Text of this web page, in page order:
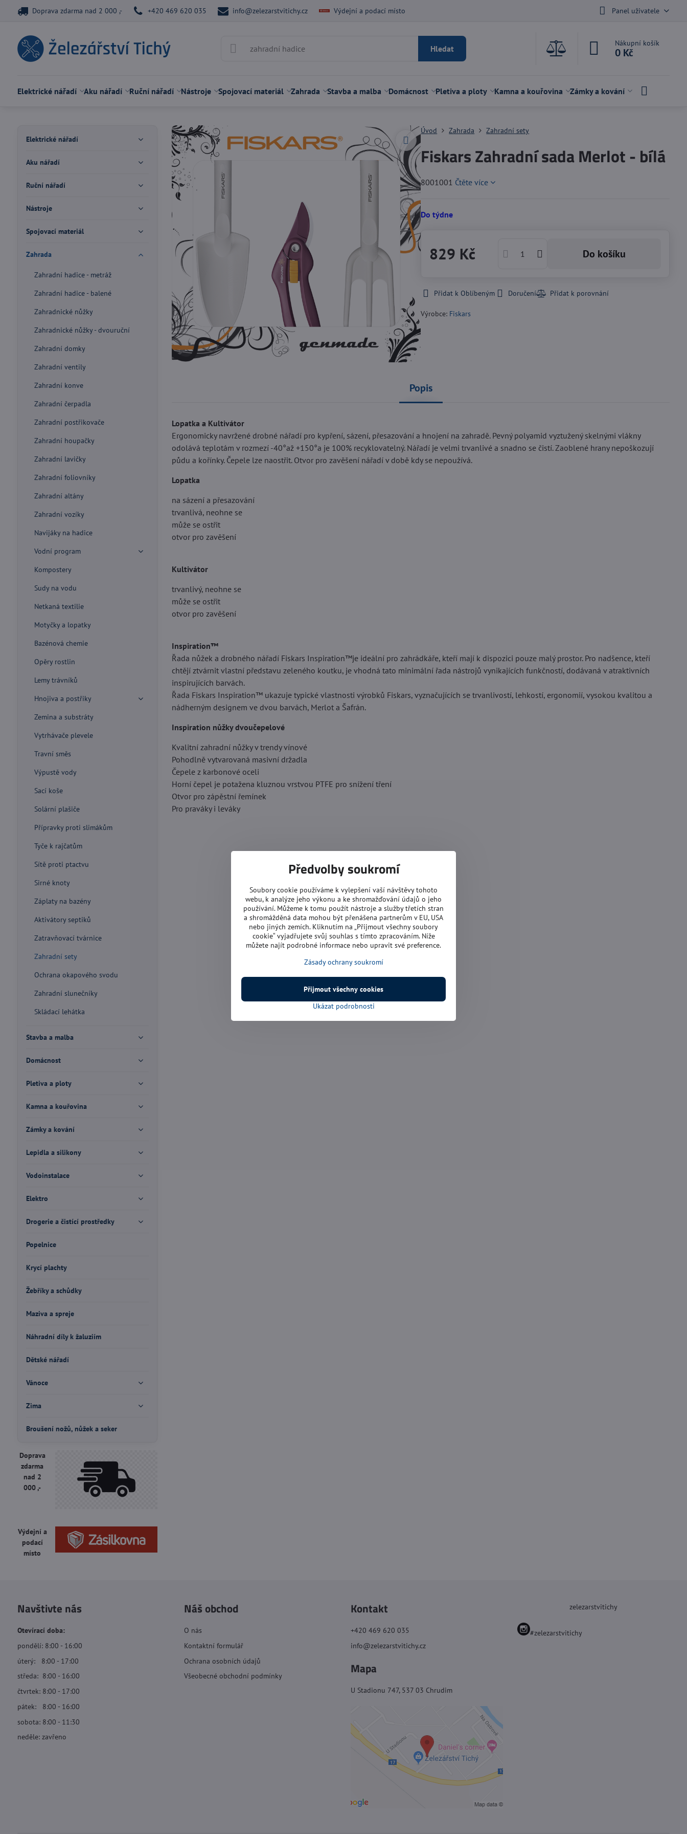
Doprava zdarma nad 2 000 ,- +420 469 620 035 info@zelezarstvitichy.cz Výdejní a podací místo Panel uživatele
Hledat
Nákupní košík
0 Kč
Elektrické nářadí Aku nářadí Ruční nářadí Nástroje Spojovací materiál Zahrada Stavba a malba Domácnost Pletiva a ploty Kamna a kouřovina Zámky a kování
Úvod Zahrada Zahradní sety
Fiskars Zahradní sada Merlot - bílá
8001001 Čtěte více
Do týdne
829 Kč Do košíku
Přidat k Oblíbeným Doručení
Výrobce: Fiskars
Popis
Lopatka a Kultivátor
Ergonomicky navržené drobné nářadí pro kypření, sázení, přesazování a hnojení na zahradě. Pevný polyamid vyztužený skelnými vlákny
odolává teplotám v rozmezí -40°až +150°a je 100% recyklovatelný. Nářadí je velmi trvanlivé a snadno se čistí. Zaoblené hrany nepoškozují
půdu a kořínky. Čepele lze naostřit. Otvor pro zavěšení nářadí v době kdy se nepoužívá.
Lopatka
na sázení a přesazování
trvanlivá, neohne se
může se ostřit
otvor pro zavěšení
Kultivátor
trvanlivý, neohne se
může se ostřit
otvor pro zavěšení
Inspiration™
Řada nůžek a drobného nářadí Fiskars Inspiration™je ideální pro zahrádkáře, kteří mají k dispozici pouze malý prostor. Pro nadšence, kteří
chtějí ztvárnit vlastní představu zeleného koutku, je vhodná tato minimální řada nástrojů vynikajících funkčností, dodávaná v atraktivních
inspirujících barvách.
Řada Fiskars Inspiration™ ukazuje typické vlastnosti výrobků Fiskars, vyznačujících se trvanlivostí, lehkostí, ergonomií, vysokou kvalitou a
nádherným designem ve dvou barvách, Merlot a Šafrán.
Inspiration nůžky dvoučepelové
Kvalitní zahradní nůžky v trendy vínové
Pohodlně vytvarovaná masivní držadla
Čepele z karbonové oceli
Horní čepel je potažena kluznou vrstvou PTFE pro snížení tření
Otvor pro zápěstní řemínek
Pro praváky i leváky
Elektrické nářadí
Aku nářadí
Ruční nářadí
Nástroje
Spojovací materiál
Zahrada
Zahradní hadice - metráž
Zahradní hadice - balené
Zahradnické nůžky
Zahradnické nůžky - dvouruční
Zahradní domky
Zahradní ventily
Zahradní konve
Zahradní čerpadla
Zahradní postřikovače
Zahradní houpačky
Zahradní lavičky
Zahradní foliovníky
Zahradní altány
Zahradní vozíky
Navijáky na hadice
Vodní program
Kompostery
Sudy na vodu
Netkaná textilie
Motyčky a lopatky
Bazénová chemie
Opěry rostlin
Lemy trávníků
Hnojiva a postřiky
Zemina a substráty
Vytrhávače plevele
Travní směs
Výpustě vody
Sací koše
Solární plašiče
Přípravky proti slimákům
Tyče k rajčatům
Sítě proti ptactvu
Sirné knoty
Záplaty na bazény
Aktivátory septiků
Zatravňovací tvárnice
Zahradní sety
Ochrana okapového svodu
Zahradní slunečníky
Skládací lehátka
Stavba a malba
Domácnost
Pletiva a ploty
Kamna a kouřovina
Zámky a kování
Lepidla a silikony
Vodoinstalace
Elektro
Drogerie a čistící prostředky
Popelnice
Krycí plachty
Žebříky a schůdky
Maziva a spreje
Náhradní díly k žaluziím
Dětské nářadí
Vánoce
Zima
Broušení nožů, nůžek a seker
Doprava
zdarma
nad 2
000 ,-
Výdejní a
podací
místo
Navštivte nás
Otevírací doba:
pondělí: 8:00 - 16:00
úterý: 8:00 - 17:00
středa: 8:00 - 16:00
čtvrtek: 8:00 - 17:00
pátek: 8:00 - 16:00
sobota: 8:00 - 11:30
neděle: zavřeno
Náš obchod
O nás
Kontaktní formulář
Ochrana osobních údajů
Všeobecné obchodní podmínky
Kontakt
+420 469 620 035
info@zelezarstvitichy.cz
Mapa
U Stadionu 747, 537 03 Chrudim
zelezarstvitichy
#zelezarstvitichy
Předvolby soukromí
Soubory cookie používáme k vylepšení vaší návštěvy tohoto
webu, k analýze jeho výkonu a ke shromažďování údajů o jeho
používání. Můžeme k tomu použít nástroje a služby třetích stran
a shromážděná data mohou být přenášena partnerům v EU, USA
nebo jiných zemích. Kliknutím na „Přijmout všechny soubory
cookie“ vyjadřujete svůj souhlas s tímto zpracováním. Níže
můžete najít podrobné informace nebo upravit své preference.
Zásady ochrany soukromí
Ukázat podrobnosti
Přijmout všechny cookies